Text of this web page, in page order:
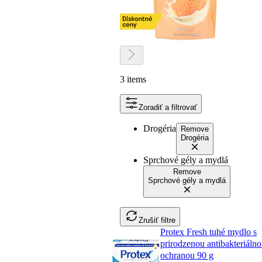
3 items
Zoradiť a filtrovať
Drogéria
Remove
Drogéria
Sprchové gély a mydlá
Remove
Sprchové gély a mydlá
Zrušiť filtre
Protex Fresh tuhé mydlo s
prirodzenou
ochranou 90 g